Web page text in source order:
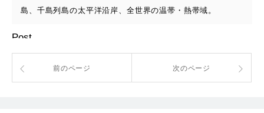
島、千島列島の太平洋沿岸、全世界の温帯・熱帯域。
Post
前のページ 次のページ